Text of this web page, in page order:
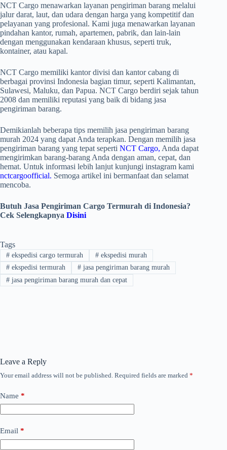
NCT Cargo menawarkan layanan pengiriman barang melalui
jalur darat, laut, dan udara dengan harga yang kompetitif dan
pelayanan yang profesional. Kami juga menawarkan layanan
pindahan kantor, rumah, apartemen, pabrik, dan lain-lain
dengan menggunakan kendaraan khusus, seperti truk,
kontainer, atau kapal.
NCT Cargo memiliki kantor divisi dan kantor cabang di
berbagai provinsi Indonesia bagian timur, seperti Kalimantan,
Sulawesi, Maluku, dan Papua. NCT Cargo berdiri sejak tahun
2008 dan memiliki reputasi yang baik di bidang jasa
pengiriman barang.
Demikianlah beberapa tips memilih jasa pengiriman barang
murah 2024 yang dapat Anda terapkan. Dengan memilih jasa
pengiriman barang yang tepat seperti NCT Cargo, Anda dapat
mengirimkan barang-barang Anda dengan aman, cepat, dan
hemat. Untuk informasi lebih lanjut kunjungi instagram kami
nctcargoofficial. Semoga artikel ini bermanfaat dan selamat
mencoba.
Butuh Jasa Pengiriman Cargo Termurah di Indonesia?
Cek Selengkapnya Disini
Tags
#ekspedisi cargo termurah #ekspedisi murah
#ekspedisi termurah #jasa pengiriman barang murah
#jasa pengiriman barang murah dan cepat
Leave a Reply
Your email address will not be published. Required fields are marked *
Name *
Email *